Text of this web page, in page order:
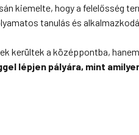
kiemelte, hogy a felelősség
tanulás és
kerültek a középpontba,
lépjen pályára, mint